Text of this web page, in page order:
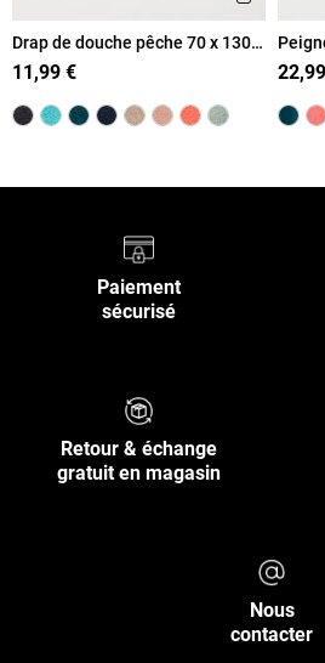
Drap de douche pêche 70 x 130
cm
11,99 €
Paiement
sécurisé
Retour & échange
gratuit en magasin
Nous
contacter